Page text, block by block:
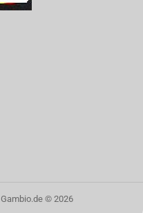
© 2026